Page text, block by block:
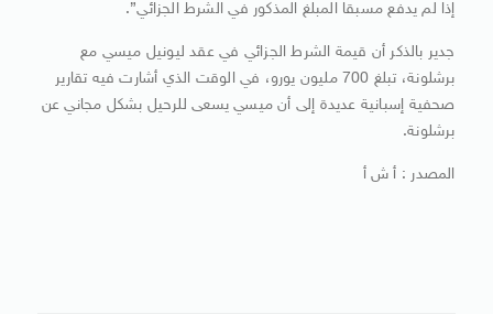
إذا لم يدفع مسبقا المبلغ المذكور في الشرط الجزائي”.
جدير بالذكر أن قيمة الشرط الجزائي في عقد ليونيل ميسي مع
برشلونة، تبلغ 700 مليون يورو، في الوقت الذي أشارت فيه تقارير
صحفية إسبانية عديدة إلى أن ميسي يسعى للرحيل بشكل مجاني عن
برشلونة.
المصدر : أ ش أ